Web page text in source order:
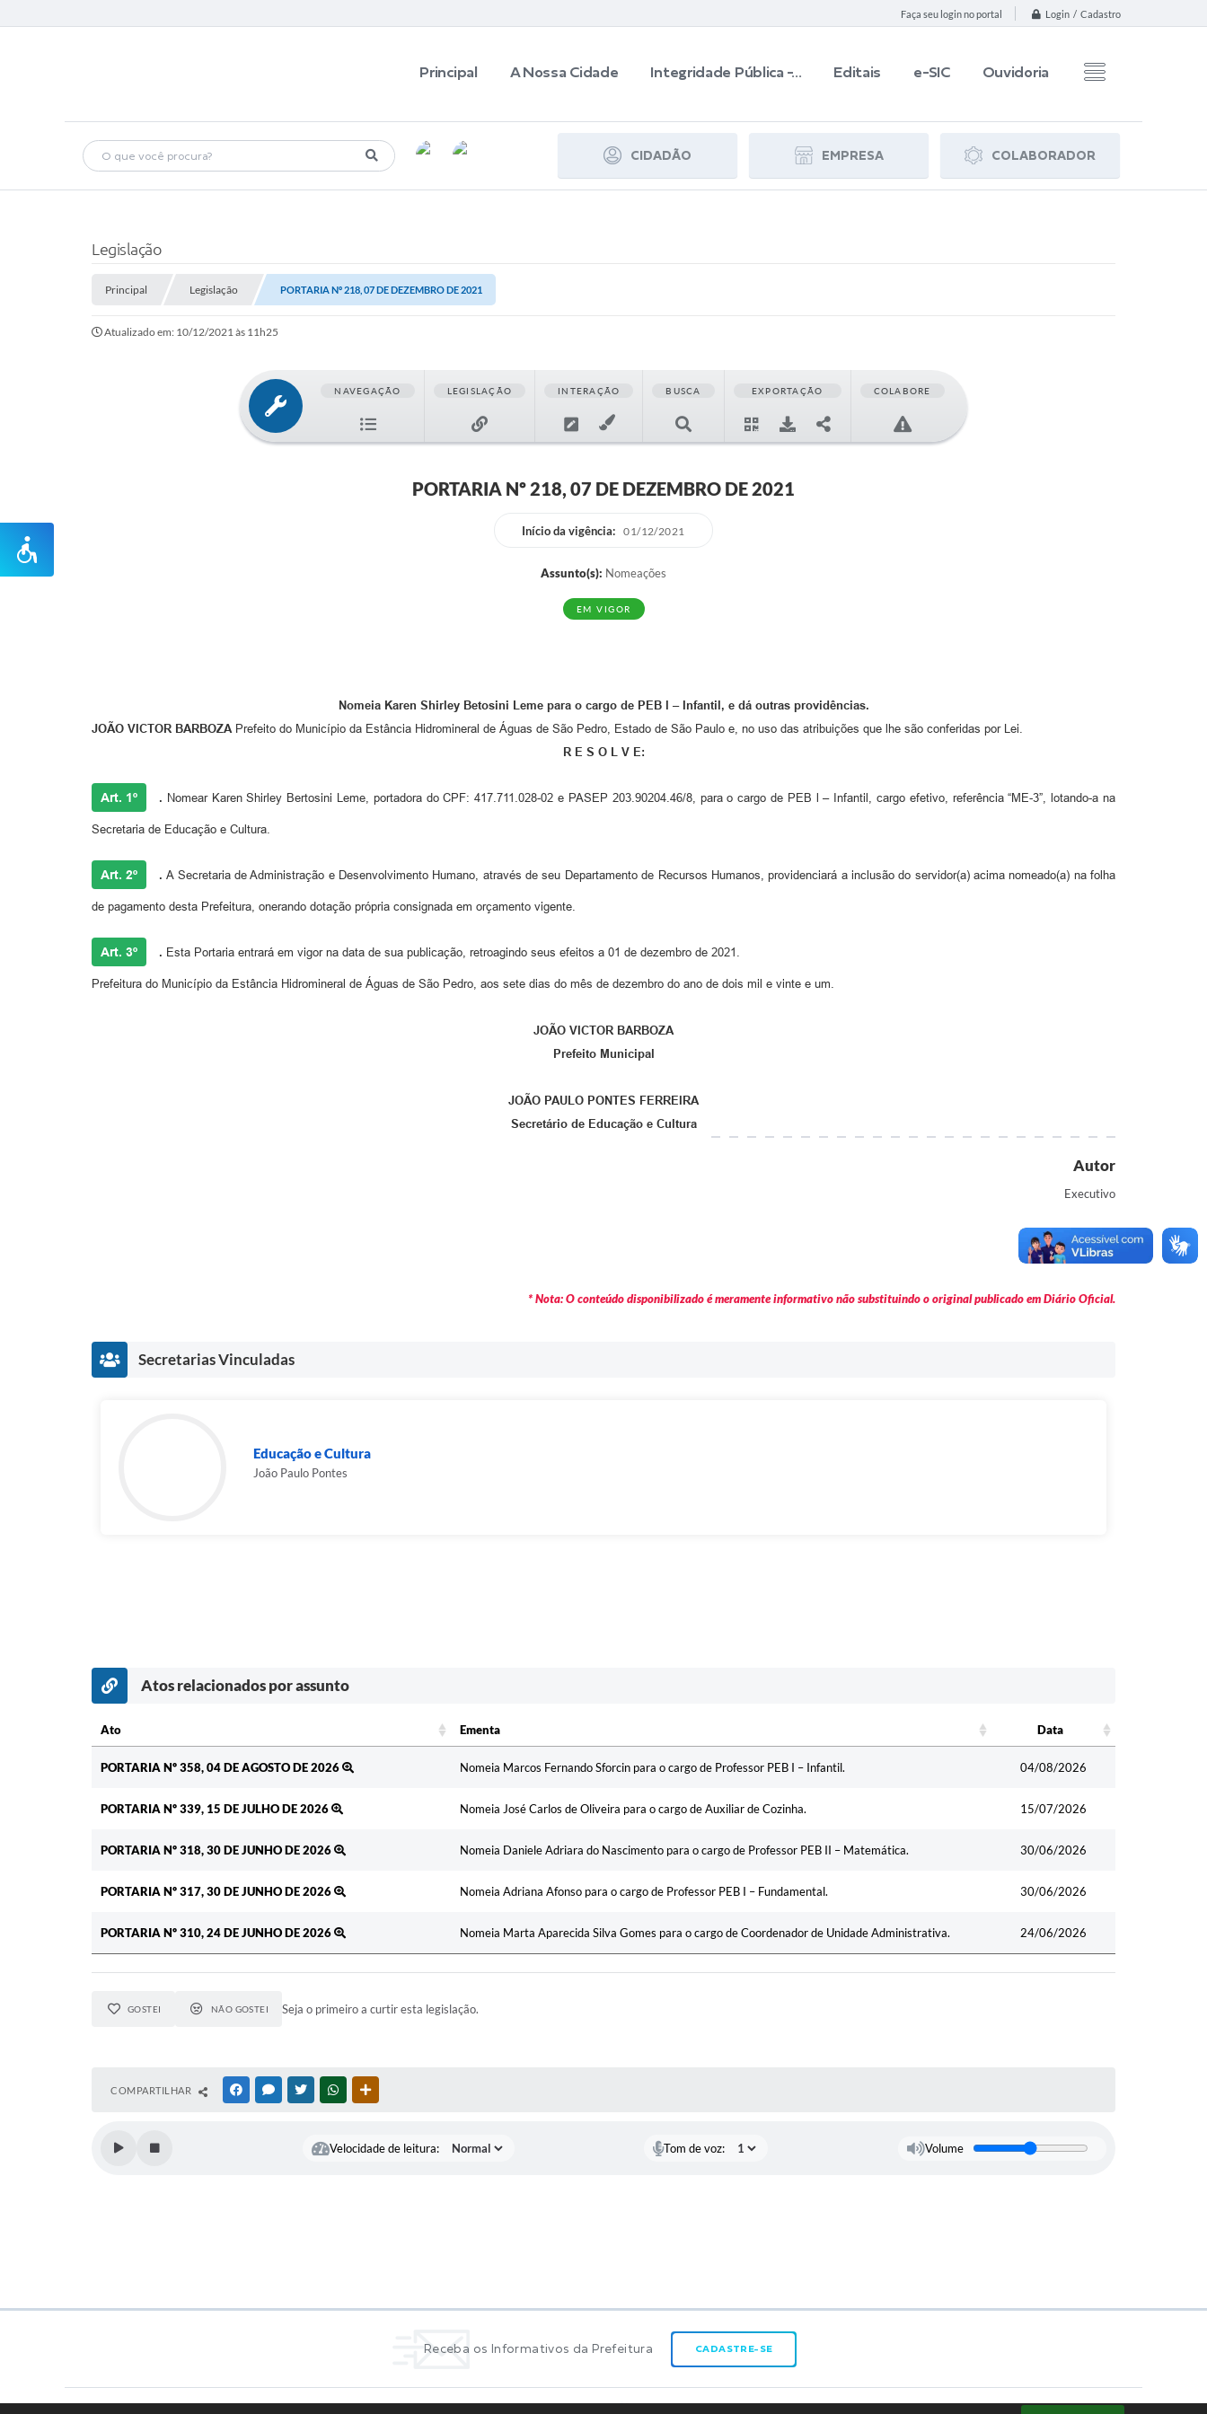
Faça seu login no portal Login / Cadastro
Principal A Nossa Cidade Integridade Pública -... Editais e-SIC Ouvidoria
CIDADÃO EMPRESA COLABORADOR
Legislação
Principal Legislação PORTARIA Nº 218, 07 DE DEZEMBRO DE 2021
Atualizado em: 10/12/2021 às 11h25
NAVEGAÇÃO LEGISLAÇÃO INTERAÇÃO BUSCA EXPORTAÇÃO COLABORE
PORTARIA Nº 218, 07 DE DEZEMBRO DE 2021
Início da vigência: 01/12/2021
Assunto(s): Nomeações
EM VIGOR
Nomeia Karen Shirley Betosini Leme para o cargo de PEB l – Infantil, e dá outras providências.
JOÃO VICTOR BARBOZAPrefeito do Município da Estância Hidromineral de Águas de São Pedro, Estado de São Paulo e, no uso das atribuições que lhe são conferidas por Lei.
R E S O L V E:
Art. 1º . Nomear Karen Shirley Bertosini Leme, portadora do CPF: 417.711.028-02 e PASEP 203.90204.46/8, para o cargo de PEB l – Infantil, cargo efetivo, referência “ME-3”, lotando-a na
Secretaria de Educação e Cultura.
Art. 2º .A Secretaria de Administração e Desenvolvimento Humano, através de seu Departamento de Recursos Humanos, providenciará a inclusão do servidor(a) acima nomeado(a) na folha
de pagamento desta Prefeitura, onerando dotação própria consignada em orçamento vigente.
Art. 3º . Esta Portaria entrará em vigor na data de sua publicação, retroagindo seus efeitos a 01 de dezembro de 2021.
Prefeitura do Município da Estância Hidromineral de Águas de São Pedro, aos sete dias do mês de dezembro do ano de dois mil e vinte e um.
JOÃO VICTOR BARBOZA
Prefeito Municipal
JOÃO PAULO PONTES FERREIRA
Secretário de Educação e Cultura
Autor
Executivo
* Nota: O conteúdo disponibilizado é meramente informativo não substituindo o original publicado em Diário Oficial.
Secretarias Vinculadas
Educação e Cultura
João Paulo Pontes
Atos relacionados por assunto
Ato Ementa
Data
PORTARIA Nº 358, 04 DE AGOSTO DE 2026
Nomeia Marcos Fernando Sforcin para o cargo de Professor PEB I – Infantil. 04/08/2026
PORTARIA Nº 339, 15 DE JULHO DE 2026 Nomeia José Carlos de Oliveira para o cargo de Auxiliar de Cozinha. 15/07/2026
PORTARIA Nº 318, 30 DE JUNHO DE 2026 Nomeia Daniele Adriara do Nascimento para o cargo de Professor PEB II – Matemática. 30/06/2026
PORTARIA Nº 317, 30 DE JUNHO DE 2026 Nomeia Adriana Afonso para o cargo de Professor PEB I – Fundamental. 30/06/2026
PORTARIA Nº 310, 24 DE JUNHO DE 2026 Nomeia Marta Aparecida Silva Gomes para o cargo de Coordenador de Unidade Administrativa. 24/06/2026
GOSTEI NÃO GOSTEI Seja o primeiro a curtir esta legislação.
COMPARTILHAR FACEBOOKMESSENGER
TWITTERWHATSAPP
Velocidade de leitura: Tom de voz: Volume
Receba os Informativos da Prefeitura CADASTRE-SE